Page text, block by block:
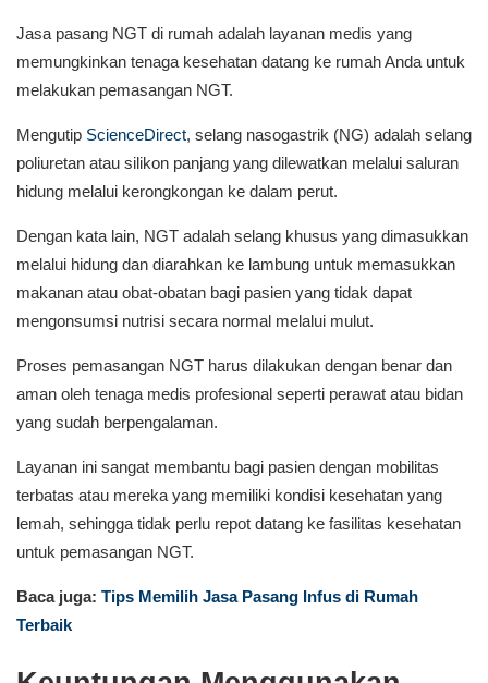
Jasa pasang NGT di rumah adalah layanan medis yang
memungkinkan tenaga kesehatan datang ke rumah Anda untuk
melakukan pemasangan NGT.
Mengutip ScienceDirect, selang nasogastrik (NG) adalah selang
poliuretan atau silikon panjang yang dilewatkan melalui saluran
hidung melalui kerongkongan ke dalam perut.
Dengan kata lain, NGT adalah selang khusus yang dimasukkan
melalui hidung dan diarahkan ke lambung untuk memasukkan
makanan atau obat-obatan bagi pasien yang tidak dapat
mengonsumsi nutrisi secara normal melalui mulut.
Proses pemasangan NGT harus dilakukan dengan benar dan
aman oleh tenaga medis profesional seperti perawat atau bidan
yang sudah berpengalaman.
Layanan ini sangat membantu bagi pasien dengan mobilitas
terbatas atau mereka yang memiliki kondisi kesehatan yang
lemah, sehingga tidak perlu repot datang ke fasilitas kesehatan
untuk pemasangan NGT.
Baca juga: Tips Memilih Jasa Pasang Infus di Rumah
Terbaik